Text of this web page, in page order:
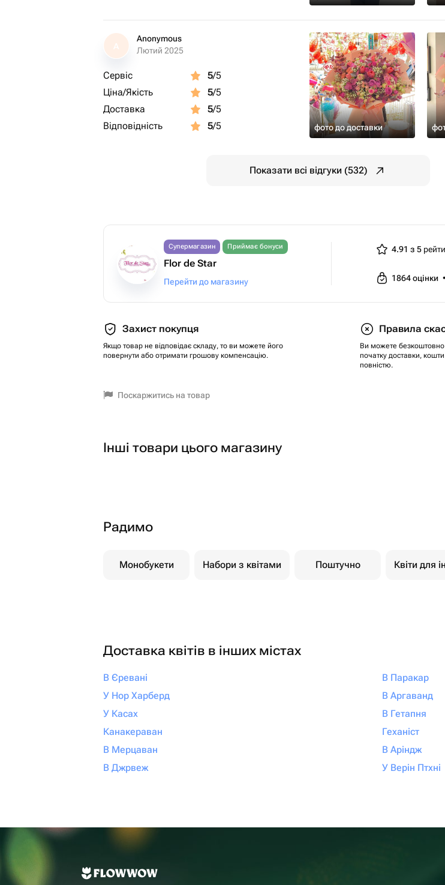
A
Anonymous
Лютий 2025
Сервіс 5/5
Ціна/Якість
5/5
Доставка
5/5
Відповідність
5/5 фото до доставки
Показати всі відгуки (532)
Супермагазин Приймає бонуси
Flor de Star
Перейти до магазину
4.91 з 5
1864оцінки •
Захист покупця
Якщо товар не відповідає складу, то ви можете його
повернути або отримати грошову компенсацію.
Правила
Ви можете
початку доставки,
повністю.
Поскаржитись на товар
Інші товари цього магазину
Радимо
Монобукети Набори з квітами Поштучно Квіти для
Доставка квітів в інших містах
В Єревані
У Нор Харберд
У Касах
Канакераван
В Мерцаван
В Джрвеж
В Паракар
В Аргаванд
В Гетапня
Геханіст
В Аріндж
У Верін Птхні